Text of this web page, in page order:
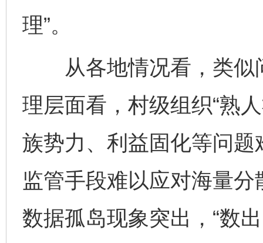
理”。
从各地情况看，类似
理层面看，村级组织“熟
族势力、利益固化等问
监管手段难以应对海量
数据孤岛现象突出，“数